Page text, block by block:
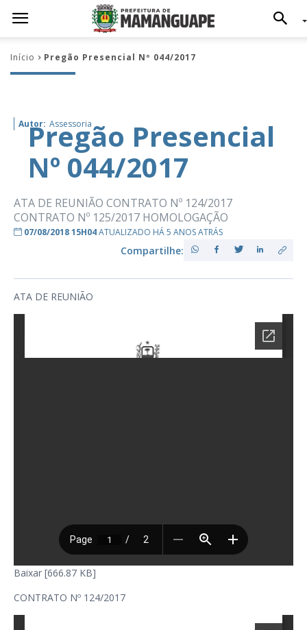
Início Pregão Presencial Nº 044/2017
Autor: Assessoria
Pregão Presencial
Nº 044/2017
ATA DE REUNIÃO CONTRATO Nº 124/2017
CONTRATO Nº 125/2017 HOMOLOGAÇÃO
07/08/2018 15H04ATUALIZADO HÁ 5 ANOS ATRÁS
Compartilhe:
ATA DE REUNIÃO
Baixar [666.87 KB]
CONTRATO Nº 124/2017